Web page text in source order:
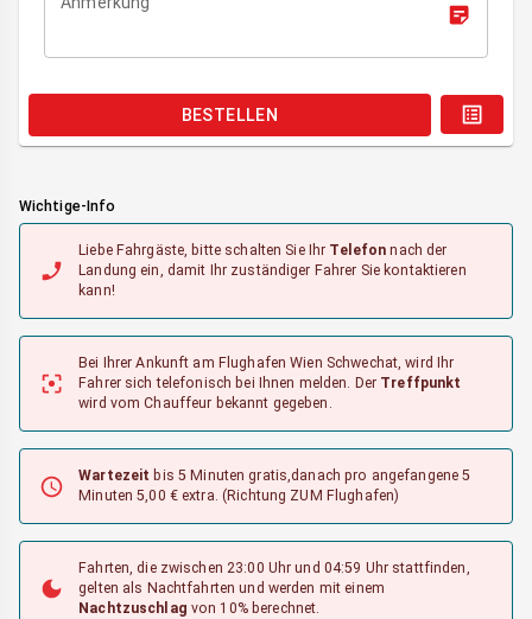
BESTELLEN
Wichtige-Info
Liebe Fahrgäste, bitte schalten Sie Ihr Telefon nach der
Landung ein, damit Ihr zuständiger Fahrer Sie kontaktieren
kann!
Bei Ihrer Ankunft am Flughafen Wien Schwechat, wird Ihr
Fahrer sich telefonisch bei Ihnen melden. Der Treffpunkt
wird vom Chauffeur bekannt gegeben.
Wartezeit bis 5 Minuten gratis,danach pro angefangene 5
Minuten 5,00 € extra.(Richtung ZUM Flughafen)
Fahrten, die zwischen 23:00 Uhr und 04:59 Uhr stattfinden,
gelten als Nachtfahrten und werden mit einem
Nachtzuschlag von 10% berechnet.